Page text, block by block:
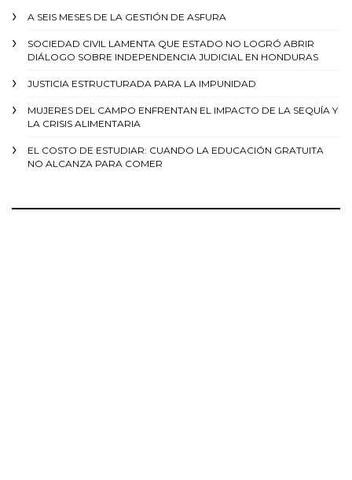
A SEIS MESES DE LA GESTIÓN DE ASFURA
SOCIEDAD CIVIL LAMENTA QUE ESTADO NO LOGRÓ ABRIR
DIÁLOGO SOBRE INDEPENDENCIA JUDICIAL EN HONDURAS
JUSTICIA ESTRUCTURADA PARA LA IMPUNIDAD
MUJERES DEL CAMPO ENFRENTAN EL IMPACTO DE LA SEQUÍA Y
LA CRISIS ALIMENTARIA
EL COSTO DE ESTUDIAR: CUANDO LA EDUCACIÓN GRATUITA
NO ALCANZA PARA COMER